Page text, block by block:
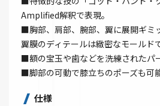
Amplified解釈で表現。
■胸部、肩部、腕部、翼に展開ギミ
翼膜のディテールは緻密なモールド
■額の宝玉や歯などを洗練されたパ
■脚部の可動で膝立ちのポーズも可能
仕様